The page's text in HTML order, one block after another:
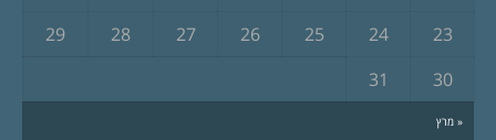
« מרץ
23
24
25
26
27
28
29
30
31